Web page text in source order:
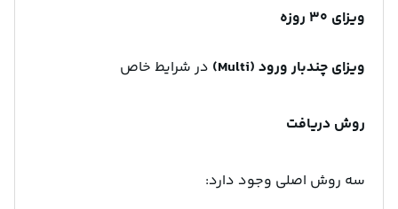
ویزای ۳۰ روزه
ویزای چندبار ورود (Multi) در شرایط خاص
روش دریافت
سه روش اصلی وجود دارد: